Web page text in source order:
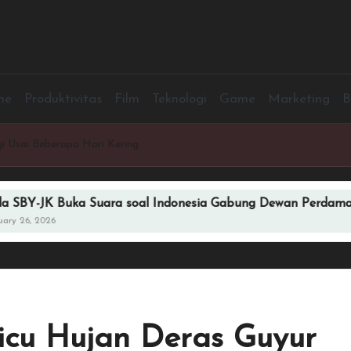
Produktivitas Film Teknologi Game Marketing
Usai Beberapa Hari Kering
Suara soal Indonesia Gabung Dewan Perdamaian
Hujan Deras Guyur